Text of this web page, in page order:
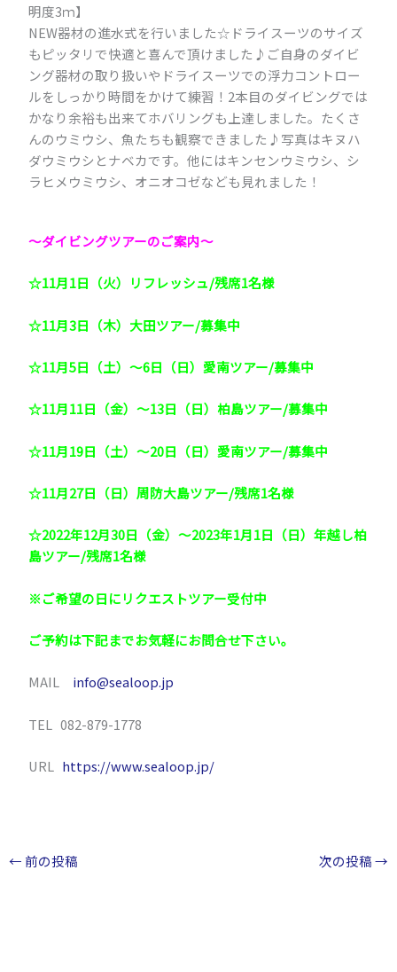
明度3ｍ】
NEW器材の進水式を行いました☆ドライスーツのサイズ
もピッタリで快適と喜んで頂けました♪ご自身のダイビ
ング器材の取り扱いやドライスーツでの浮力コントロー
ルをしっかり時間をかけて練習！2本目のダイビングでは
かなり余裕も出来てホバリングも上達しました。たくさ
んのウミウシ、魚たちも観察できました♪写真はキヌハ
ダウミウシとナベカです。他にはキンセンウミウシ、シ
ラヒメウミウシ、オニオコゼなども見れました！
～ダイビングツアーのご案内～
☆11月1日（火）リフレッシュ/残席1名様
☆11月3日（木）大田ツアー/募集中
☆11月5日（土）～6日（日）愛南ツアー/募集中
☆11月11日（金）～13日（日）柏島ツアー/募集中
☆11月19日（土）～20日（日）愛南ツアー/募集中
☆11月27日（日）周防大島ツアー/残席1名様
☆2022年12月30日（金）～2023年1月1日（日）年越し柏
島ツアー/残席1名様
※ご希望の日にリクエストツアー受付中
ご予約は下記までお気軽にお問合せ下さい。
MAIL info@sealoop.jp
TEL 082-879-1778
URL https://www.sealoop.jp/
← 前の投稿 次の投稿→